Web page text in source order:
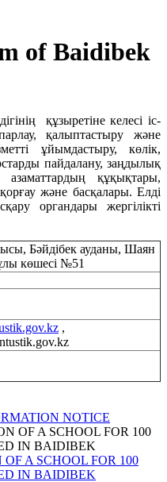
of Baidibek
құзыретіне келесі іс-
қалыптастыру және
ұйымдастыру, көлік,
пайдалану, заңдылық
құқықтары,
және басқалары. Елді
органдары жергілікті
Бәйдібек ауданы, Шаян
көшесі №51
,
NOTICE
A SCHOOL FOR 100
IN BAIDIBEK